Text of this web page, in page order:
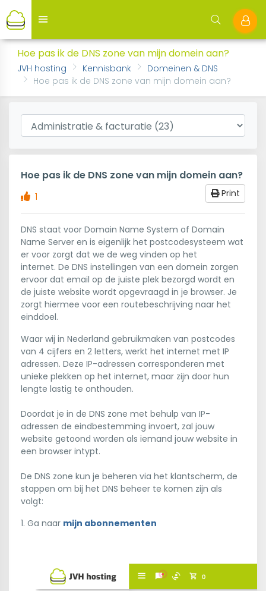
Hoe pas ik de DNS zone van mijn domein aan?
JVH hosting Kennisbank
Domeinen & DNS
Hoe pas ik de DNS zone van mijn domein aan?
Hoe pas ik de DNS zone van mijn domein aan?
Print
1
DNS staat voor Domain Name System of Domain
Name Server en is eigenlijk het postcodesysteem wat
er voor zorgt dat we de weg vinden op het
internet. De DNS instellingen van een domein zorgen
ervoor dat email op de juiste plek bezorgd wordt en
de juiste website wordt opgevraagd in je browser. Je
zorgt hiermee voor een routebeschrijving naar het
einddoel.
Waar wij in Nederland gebruikmaken van postcodes
van 4 cijfers en 2 letters, werkt het internet met IP
adressen. Deze IP-adressen corresponderen met
unieke plekken op het internet, maar zijn door hun
lengte lastig te onthouden.
Doordat je in de DNS zone met behulp van IP-
adressen de eindbestemming invoert, zal jouw
website getoond worden als iemand jouw website in
een browser intypt.
De DNS zone kun je beheren via het klantscherm, de
stappen om bij het DNS beheer te komen zijn als
volgt:
1. Ga naar mijn abonnementen